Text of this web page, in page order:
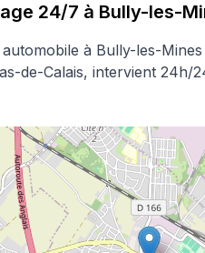
24/7 à Bully-les-
à Bully-les-Mines
de-Calais, intervient 24h/